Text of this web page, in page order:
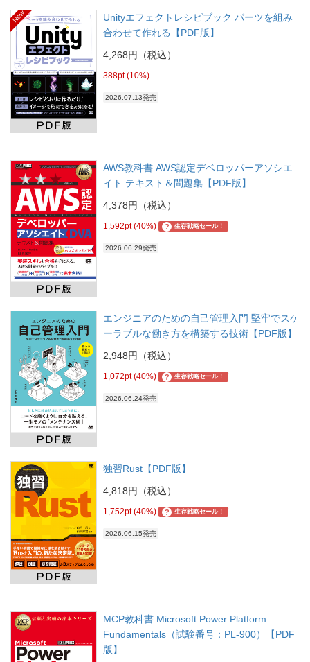
New
Unityエフェクトレシピブック パーツを組み
合わせて作れる【PDF版】
4,268円（税込）
388pt (10%)
2026.07.13発売
AWS教科書 AWS認定デベロッパーアソシエ
イト テキスト＆問題集【PDF版】
4,378円（税込）
1,592pt (40%) ? 生存戦略セール！
2026.06.29発売
エンジニアのための自己管理入門 堅牢でスケ
ーラブルな働き方を構築する技術【PDF版】
2,948円（税込）
1,072pt (40%) ? 生存戦略セール！
2026.06.24発売
独習Rust【PDF版】
4,818円（税込）
1,752pt (40%) ? 生存戦略セール！
2026.06.15発売
MCP教科書 Microsoft Power Platform
Fundamentals（試験番号：PL-900）【PDF
版】